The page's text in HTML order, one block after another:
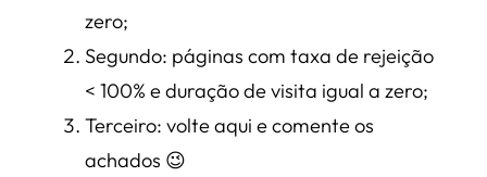
zero;
Segundo: páginas com taxa de rejeição
< 100% e duração de visita igual a zero;
Terceiro: volte aqui e comente os
achados 😉